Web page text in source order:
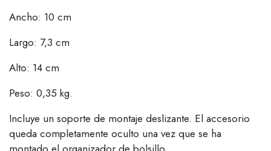
Ancho: 10 cm
Largo: 7,3 cm
Alto: 14 cm
Peso: 0,35 kg.
Incluye un soporte de montaje deslizante. El accesorio
queda completamente oculto una vez que se ha